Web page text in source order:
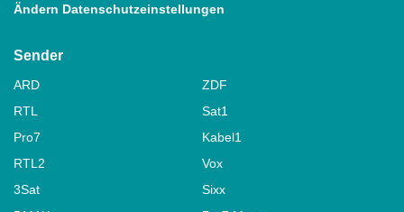
Ändern Datenschutzeinstellungen
Sender
ARD
ZDF
RTL
Sat1
Pro7
Kabel1
RTL2
Vox
3Sat
Sixx